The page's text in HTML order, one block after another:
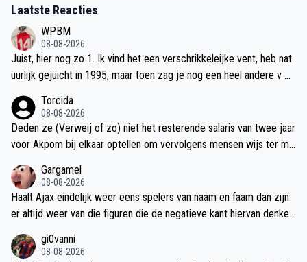
Laatste Reacties
WPBM
08-08-2026
Juist, hier nog zo 1. Ik vind het een verschrikkeleijke vent, heb nat
uurlijk gejuicht in 1995, maar toen zag je nog een heel andere v Ga
t meer iets met Ajax gaat doen. Luister, die gasten van de TG zijn
kneuzen, maar hoe v Gal die gasten op een WK bv met een persco
nferentie als kleine kinderen probeert te onderdrukken, lijkt nergen
Mourinho, maar Mourinho pakt altijd wel prijzen! Nare man die v Ga
l en ik weiger hem een Ajacied te noemen!
Torcida
08-08-2026
Deden ze (Verweij of zo) niet het resterende salaris van twee jaar
voor Akpom bij elkaar optellen om vervolgens mensen wijs ter ma
Gargamel
08-08-2026
Haalt Ajax eindelijk weer eens spelers van naam en faam dan zijn
er altijd weer van die figuren die de negatieve kant hiervan denken
n!). Ik heb meer vertrouwen in Shashi Baboeram Panday dan in ene
gi0vanni
08-08-2026